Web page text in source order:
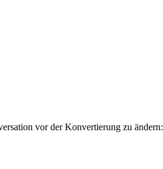
vor der Konvertierung zu ändern: